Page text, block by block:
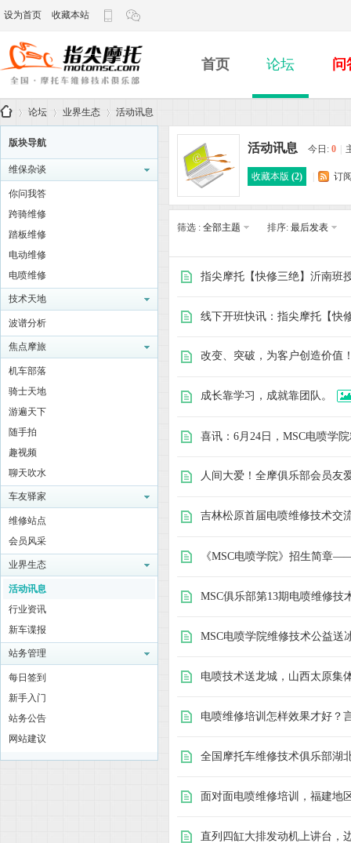
设为首页 收藏本站
首页 论坛 问
指
尖
摩
托
»
论坛
›
业界生态
›
活动讯息
版块导航
维保杂谈
你问我答
跨骑维修
踏板维修
电动维修
电喷维修
技术天地
波谱分析
焦点摩旅
机车部落
骑士天地
游遍天下
随手拍
趣视频
聊天吹水
车友驿家
维修站点
会员风采
业界生态
活动讯息
行业资讯
新车谍报
站务管理
每日签到
新手入门
站务公告
网站建议
活动讯息 今日: 0
收藏本版 (2) 订
筛选 : 全部主题 排序: 最后发表
指尖摩托【快修三绝】沂南班
线下开班快讯：指尖摩托【快
改变、突破，为客户创造价值
成长靠学习，成就靠团队。
喜讯：6月24日，MSC电喷学
人间大爱！全摩俱乐部会员友
吉林松原首届电喷维修技术交
《MSC电喷学院》招生简章
MSC俱乐部第13期电喷维修技
MSC电喷学院维修技术公益送
电喷技术送龙城，山西太原集
电喷维修培训怎样效果才好？
全国摩托车维修技术俱乐部湖
面对面电喷维修培训，福建地
直列四缸大排发动机上讲台，